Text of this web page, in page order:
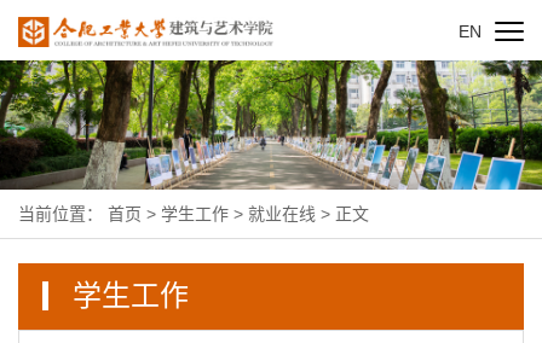
EN
当前位置： 首页 > 学生工作 > 就业在线 > 正文
学生工作